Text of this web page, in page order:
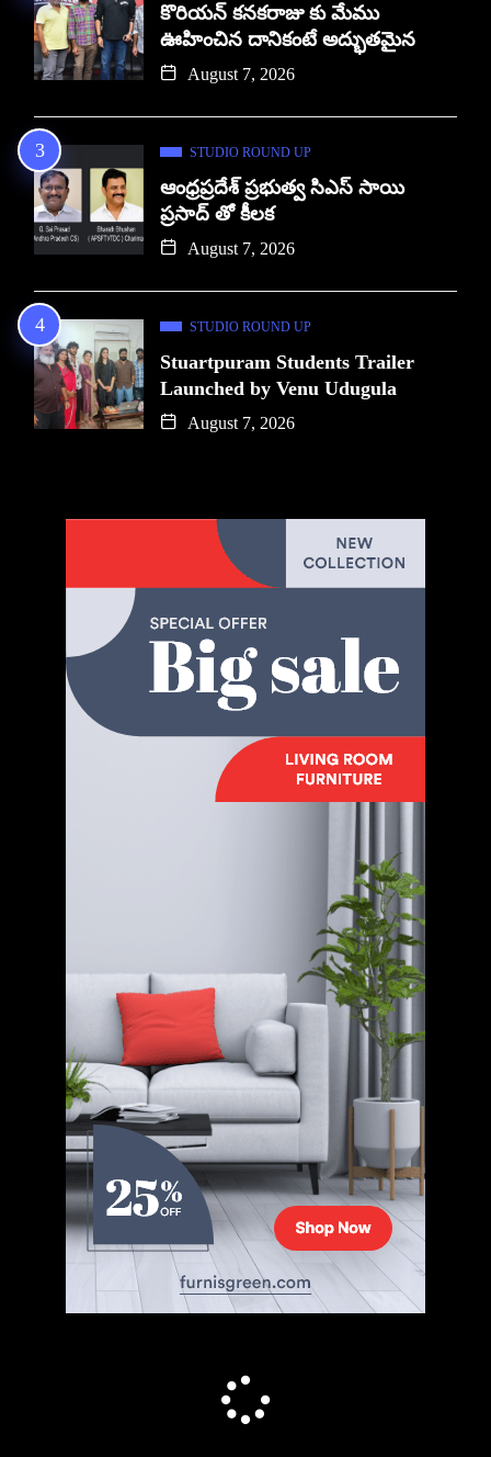
కొరియన్ కనకరాజు కు మేము
ఊహించిన దానికంటే అద్భుతమైన
August 7, 2026
STUDIO ROUND UP
ఆంధ్రప్రదేశ్ ప్రభుత్వ సిఎస్ సాయి
ప్రసాద్ తో కీలక
August 7, 2026
STUDIO ROUND UP
Stuartpuram Students Trailer
Launched by Venu Udugula
August 7, 2026